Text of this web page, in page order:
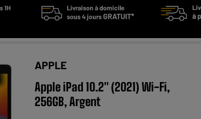
APPLE
Apple iPad 10.2" (2021) Wi-Fi,
256GB, Argent